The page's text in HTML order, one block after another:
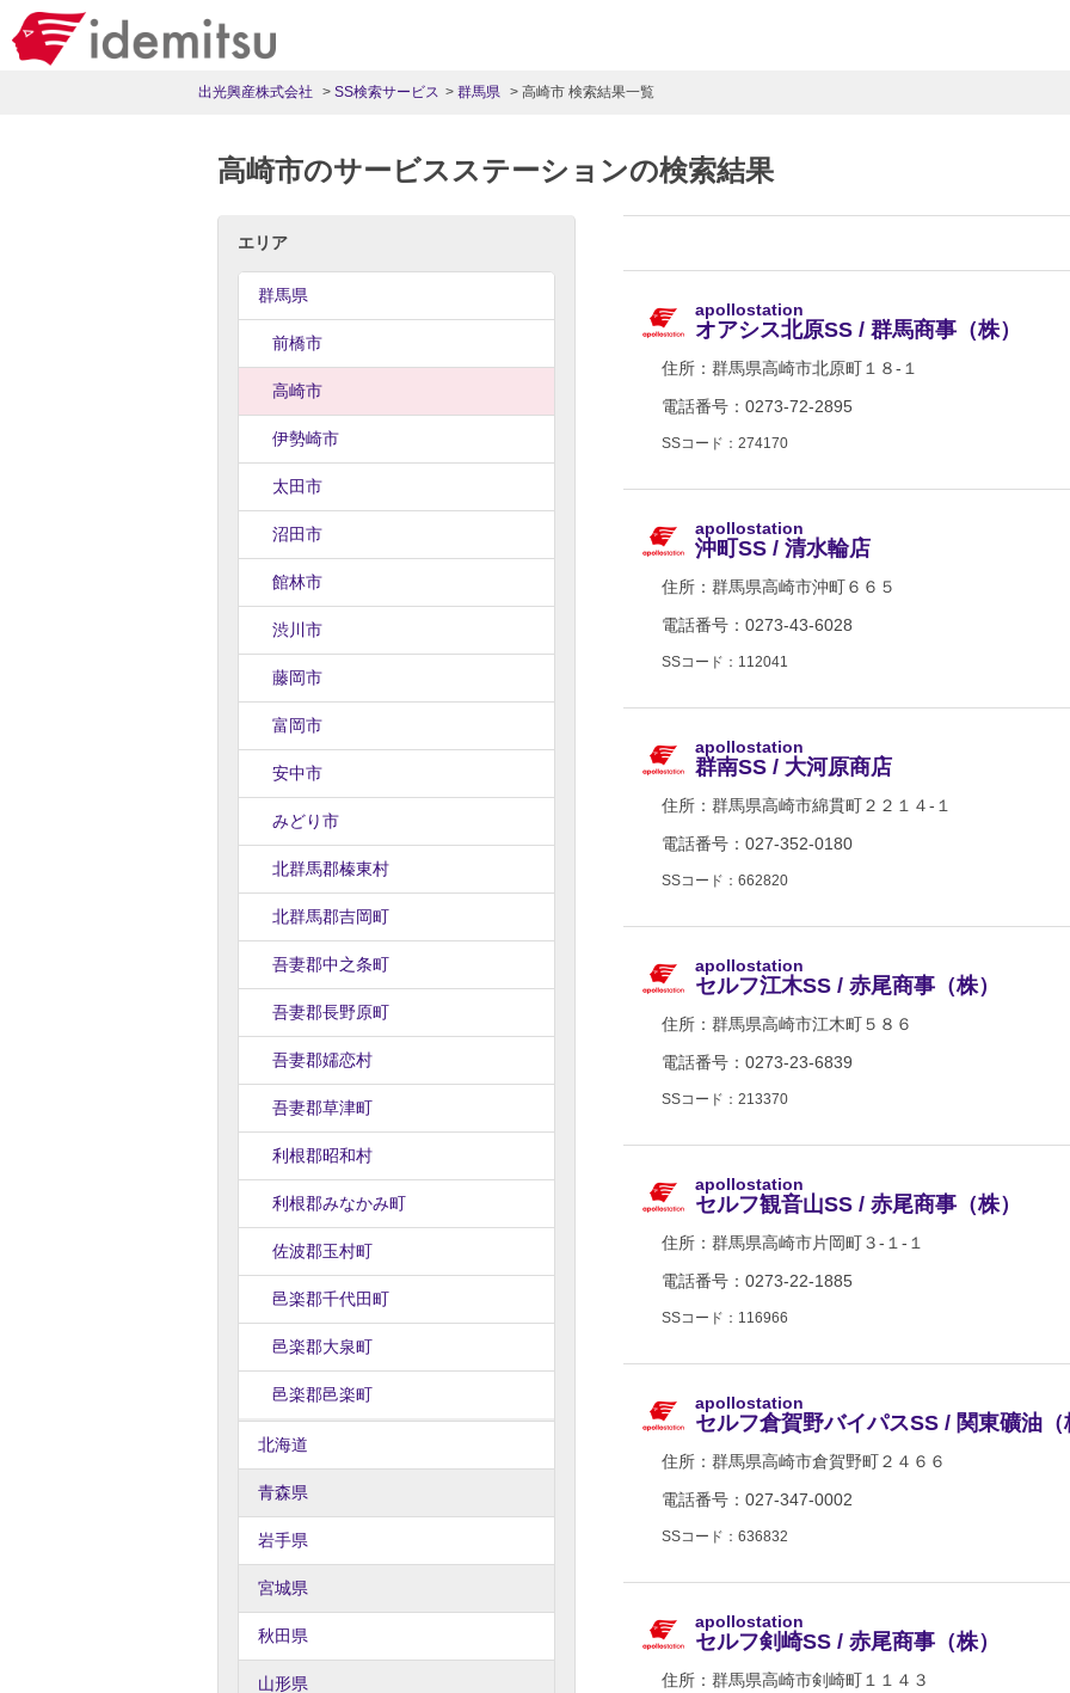
出光興産株式会社 SS検索サービス 群馬県 高崎市 検索結果一覧
高崎市のサービスステーションの検索結果
エリア
群馬県
前橋市
高崎市
伊勢崎市
太田市
沼田市
館林市
渋川市
藤岡市
富岡市
安中市
みどり市
北群馬郡榛東村
北群馬郡吉岡町
吾妻郡中之条町
吾妻郡長野原町
吾妻郡嬬恋村
吾妻郡草津町
利根郡昭和村
利根郡みなかみ町
佐波郡玉村町
邑楽郡千代田町
邑楽郡大泉町
邑楽郡邑楽町
北海道
青森県
岩手県
宮城県
秋田県
山形県
apollostation
オアシス北原SS / 群馬商事（株）
住所： 群馬県高崎市北原町１８-１
電話番号：0273-72-2895
SSコード：274170
apollostation
沖町SS / 清水輪店
住所： 群馬県高崎市沖町６６５
電話番号：0273-43-6028
SSコード：112041
apollostation
群南SS / 大河原商店
住所： 群馬県高崎市綿貫町２２１４-１
電話番号：027-352-0180
SSコード：662820
apollostation
セルフ江木SS / 赤尾商事（株）
住所： 群馬県高崎市江木町５８６
電話番号：0273-23-6839
SSコード：213370
apollostation
セルフ観音山SS / 赤尾商事（株）
住所： 群馬県高崎市片岡町３-１-１
電話番号：0273-22-1885
SSコード：116966
apollostation
セルフ倉賀野バイパスSS / 関東礦油（
住所： 群馬県高崎市倉賀野町２４６６
電話番号：027-347-0002
SSコード：636832
apollostation
セルフ剣崎SS / 赤尾商事（株）
住所： 群馬県高崎市剣崎町１１４３